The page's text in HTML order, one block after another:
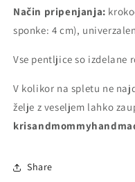
Način pripenjanja:
sponke: 4 cm),
Vse pentljice so izdelane
V kolikor na spletu ne
želje z veseljem lahko
Share